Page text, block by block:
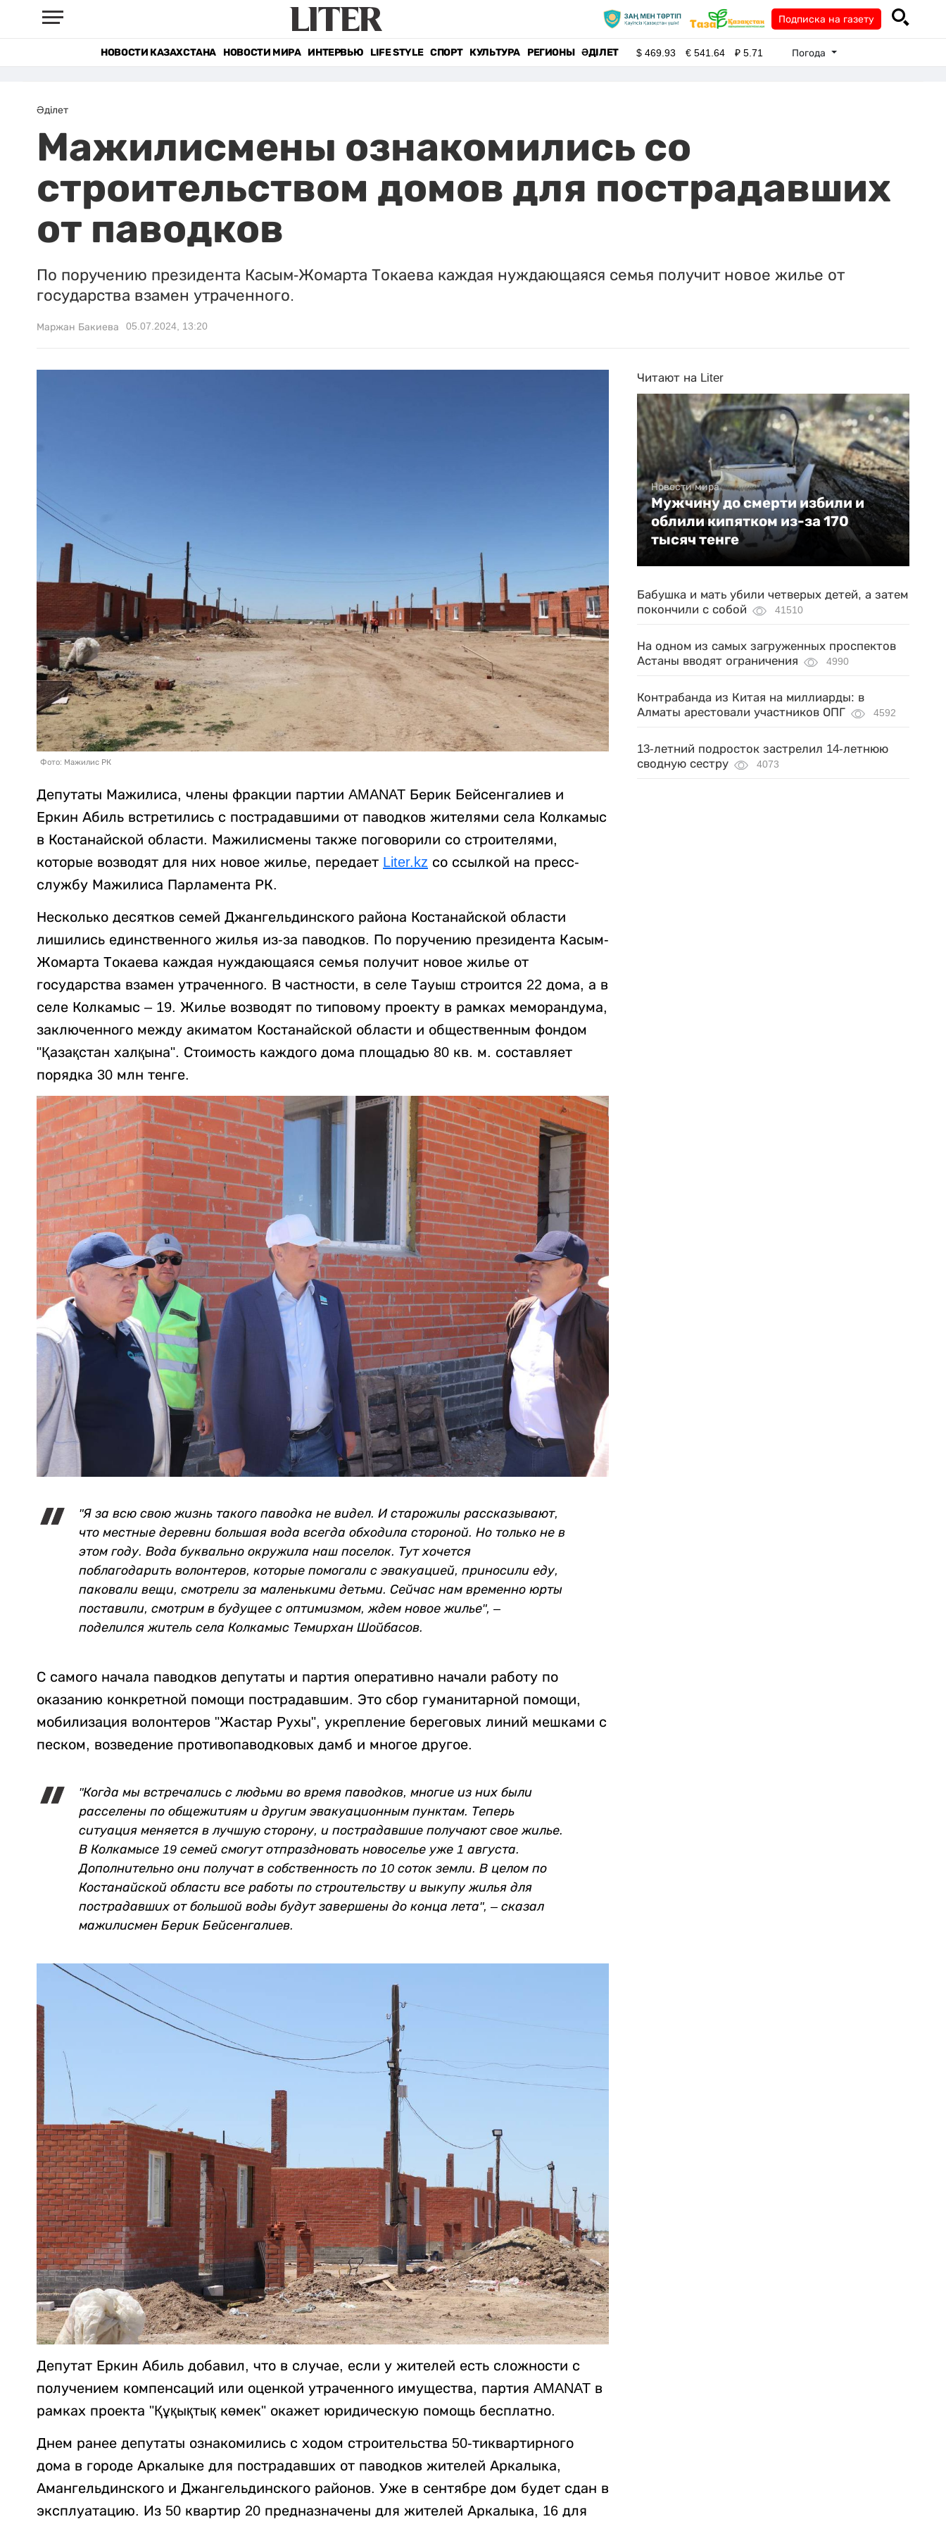
Подписка на газету
НОВОСТИ КАЗАХСТАНА НОВОСТИ МИРА ИНТЕРВЬЮ LIFE STYLE СПОРТ КУЛЬТУРА РЕГИОНЫ ӘДІЛЕТ $469.93 €541.64 ₽5.71 Погода
Әділет
Мажилисмены ознакомились со
строительством домов для пострадавших
от паводков
По поручению президента Касым-Жомарта Токаева каждая нуждающаяся семья получит новое жилье от
государства взамен утраченного.
Маржан Бакиева 05.07.2024, 13:20
Фото: Мажилис РК
Депутаты Мажилиса, члены фракции партии AMANAT Берик Бейсенгалиев и
Еркин Абиль встретились с пострадавшими от паводков жителями села Колкамыс
в Костанайской области. Мажилисмены также поговорили со строителями,
которые возводят для них новое жилье, передает Liter.kz со ссылкой на пресс-
службу Мажилиса Парламента РК.
Несколько десятков семей Джангельдинского района Костанайской области
лишились единственного жилья из-за паводков. По поручению президента Касым-
Жомарта Токаева каждая нуждающаяся семья получит новое жилье от
государства взамен утраченного. В частности, в селе Тауыш строится 22 дома, а в
селе Колкамыс – 19. Жилье возводят по типовому проекту в рамках меморандума,
заключенного между акиматом Костанайской области и общественным фондом
"Қазақстан халқына". Стоимость каждого дома площадью 80 кв. м. составляет
порядка 30 млн тенге.
"Я за всю свою жизнь такого паводка не видел. И старожилы рассказывают,
что местные деревни большая вода всегда обходила стороной. Но только не в
этом году. Вода буквально окружила наш поселок. Тут хочется
поблагодарить волонтеров, которые помогали с эвакуацией, приносили еду,
паковали вещи, смотрели за маленькими детьми. Сейчас нам временно юрты
поставили, смотрим в будущее с оптимизмом, ждем новое жилье", –
поделился житель села Колкамыс Темирхан Шойбасов.
С самого начала паводков депутаты и партия оперативно начали работу по
оказанию конкретной помощи пострадавшим. Это сбор гуманитарной помощи,
мобилизация волонтеров "Жастар Рухы", укрепление береговых линий мешками с
песком, возведение противопаводковых дамб и многое другое.
"Когда мы встречались с людьми во время паводков, многие из них были
расселены по общежитиям и другим эвакуационным пунктам. Теперь
ситуация меняется в лучшую сторону, и пострадавшие получают свое жилье.
В Колкамысе 19 семей смогут отпраздновать новоселье уже 1 августа.
Дополнительно они получат в собственность по 10 соток земли. В целом по
Костанайской области все работы по строительству и выкупу жилья для
пострадавших от большой воды будут завершены до конца лета", – сказал
мажилисмен Берик Бейсенгалиев.
Депутат Еркин Абиль добавил, что в случае, если у жителей есть сложности с
получением компенсаций или оценкой утраченного имущества, партия AMANAT в
рамках проекта "Құқықтық көмек" окажет юридическую помощь бесплатно.
Днем ранее депутаты ознакомились с ходом строительства 50-тиквартирного
дома в городе Аркалыке для пострадавших от паводков жителей Аркалыка,
Амангельдинского и Джангельдинского районов. Уже в сентябре дом будет сдан в
эксплуатацию. Из 50 квартир 20 предназначены для жителей Аркалыка, 16 для
Читают на Liter
Новости мира
Мужчину до смерти избили и
облили кипятком из-за 170
тысяч тенге
Бабушка и мать убили четверых детей, а затем
покончили с собой
41510
На одном из самых загруженных проспектов
Астаны вводят ограничения
4990
Контрабанда из Китая на миллиарды: в
Алматы арестовали участников ОПГ
4592
13-летний подросток застрелил 14-летнюю
сводную сестру
4073